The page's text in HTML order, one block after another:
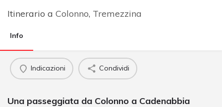
Itinerario a Colonno, Tremezzina
Info
Indicazioni Condividi
Una passeggiata da Colonno a Cadenabbia